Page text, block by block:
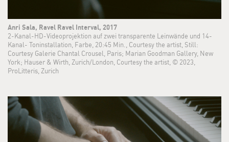
Anri Sala, Ravel Ravel Interval, 2017
2-Kanal-HD-Videoprojektion auf zwei transparente Leinwände und 14-
Kanal- Toninstallation, Farbe, 20:45 Min., Courtesy the artist, Still:
Courtesy Galerie Chantal Crousel, Paris; Marian Goodman Gallery, New
York; Hauser & Wirth, Zurich/London, Courtesy the artist, © 2023,
ProLitteris, Zurich